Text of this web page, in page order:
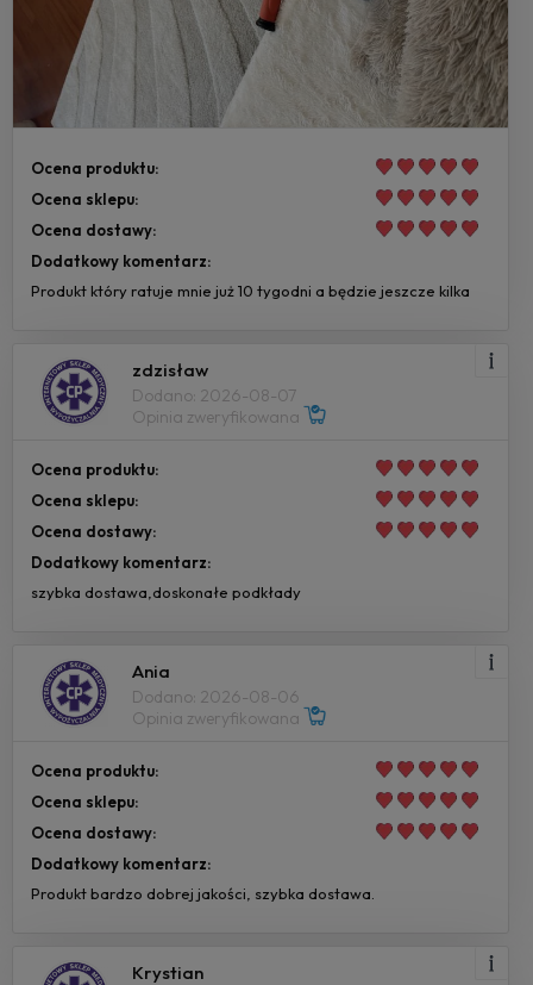
Ocena produktu:
Ocena sklepu:
Ocena dostawy:
Dodatkowy komentarz:
Produkt który ratuje mnie już 10 tygodni a będzie jeszcze kilka
zdzisław
Dodano: 2026-08-07
Opinia zweryfikowana
Ocena produktu:
Ocena sklepu:
Ocena dostawy:
Dodatkowy komentarz:
szybka dostawa,doskonałe podkłady
Ania
Dodano: 2026-08-06
Opinia zweryfikowana
Ocena produktu:
Ocena sklepu:
Ocena dostawy:
Dodatkowy komentarz:
Produkt bardzo dobrej jakości, szybka dostawa.
Krystian